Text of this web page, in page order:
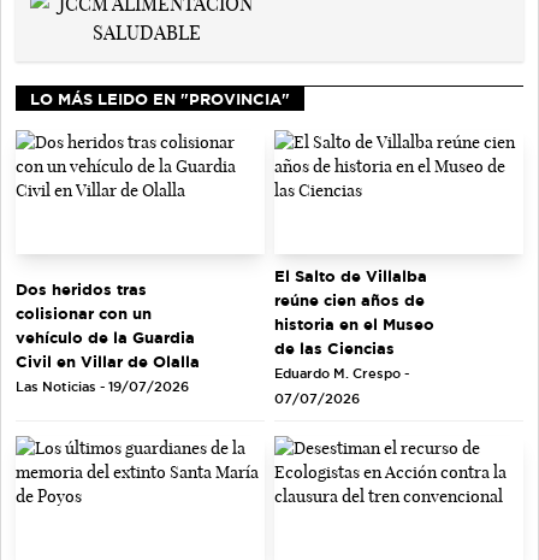
LO MÁS LEIDO EN "PROVINCIA"
Dos heridos tras
colisionar con un
vehículo de la Guardia
Civil en Villar de Olalla
Las Noticias - 19/07/2026
El Salto de Villalba
reúne cien años de
historia en el Museo
de las Ciencias
Eduardo M. Crespo -
07/07/2026